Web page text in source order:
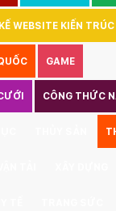
WEBSITE KIẾN TRÚC
GAME
CÔNG THỨC